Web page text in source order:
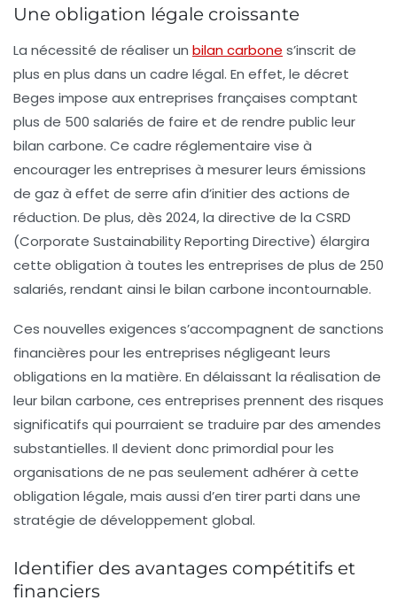
Une obligation légale croissante
La nécessité de réaliser un bilan carbone s’inscrit de
plus en plus dans un cadre légal. En effet, le décret
Beges impose aux entreprises françaises comptant
plus de 500 salariés de faire et de rendre public leur
bilan carbone. Ce cadre réglementaire vise à
encourager les entreprises à mesurer leurs émissions
de gaz à effet de serre afin d’initier des actions de
réduction. De plus, dès 2024, la directive de la CSRD
(Corporate Sustainability Reporting Directive) élargira
cette obligation à toutes les entreprises de plus de 250
salariés, rendant ainsi le bilan carbone incontournable.
Ces nouvelles exigences s’accompagnent de sanctions
financières pour les entreprises négligeant leurs
obligations en la matière. En délaissant la réalisation de
leur bilan carbone, ces entreprises prennent des risques
significatifs qui pourraient se traduire par des amendes
substantielles. Il devient donc primordial pour les
organisations de ne pas seulement adhérer à cette
obligation légale, mais aussi d’en tirer parti dans une
stratégie de développement global.
Identifier des avantages compétitifs et
financiers